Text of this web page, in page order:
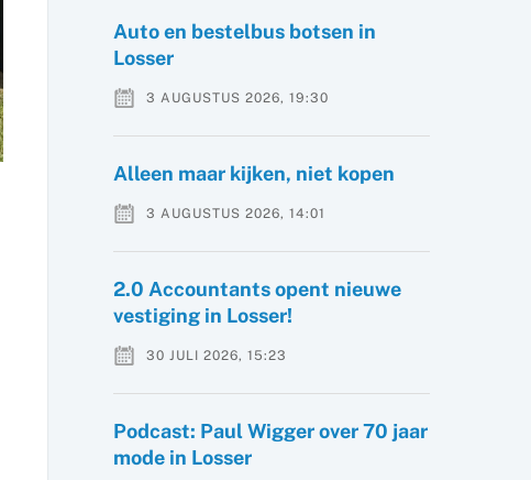
Auto en bestelbus botsen in
Losser
3 AUGUSTUS 2026, 19:30
Alleen maar kijken, niet kopen
3 AUGUSTUS 2026, 14:01
2.0 Accountants opent nieuwe
vestiging in Losser!
30 JULI 2026, 15:23
Podcast: Paul Wigger over 70 jaar
mode in Losser